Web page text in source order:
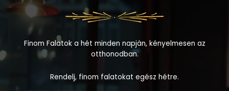
Finom Falatok a hét minden napján, kényelmesen az
otthonodban.
Rendelj, finom falatokat egész hétre.